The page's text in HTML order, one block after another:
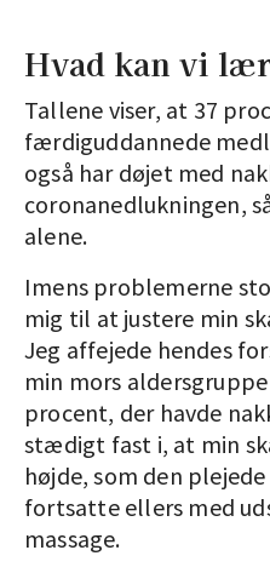
Hvad kan vi
Tallene viser, at 37
færdiguddannede
også har døjet med
coronanedlukningen,
alene.
Imens problemerne
mig til at justere min
Jeg affejede hendes
min mors
procent, der havde
stædigt fast i, at min
højde, som den
fortsatte ellers med
massage.